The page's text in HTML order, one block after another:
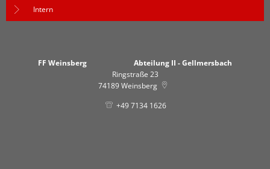
Intern
FF Weinsberg Abteilung II - Gellmersbach
Ringstraße 23
74189Weinsberg
+49 7134 1626